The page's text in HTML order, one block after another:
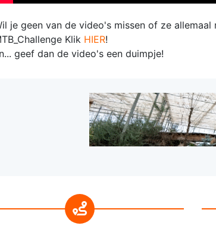
je geen van de video's missen of ze
Klik HIER!
geef dan de video's een duimpje!